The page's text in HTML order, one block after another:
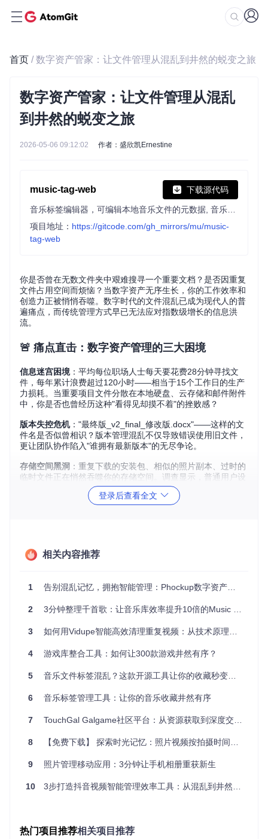
首页 / 数字资产管家：让文件管理从混乱到井然的蜕变之旅
数字资产管家：让文件管理从混乱
到井然的蜕变之旅
2026-05-06 09:12:02 作者：盛欣凯Ernestine
music-tag-web 下载源代码
项目地址： https://gitcode.com/gh_mirrors/mu/music-
tag-web
你是否曾在无数文件夹中艰难搜寻一个重要文档？是否因重复
文件占用空间而烦恼？当数字资产无序生长，你的工作效率和
创造力正被悄悄吞噬。数字时代的文件混乱已成为现代人的普
遍痛点，而传统管理方式早已无法应对指数级增长的信息洪
流。
🚨 痛点直击：数字资产管理的三大困境
信息迷宫困境：平均每位职场人士每天要花费28分钟寻找文
件，每年累计浪费超过120小时——相当于15个工作日的生产
力损耗。当重要项目文件分散在本地硬盘、云存储和邮件附件
中，你是否也曾经历这种"看得见却摸不着"的挫败感？
版本失控危机："最终版_v2_final_修改版.docx"——这样的文
件名是否似曾相识？版本管理混乱不仅导致错误使用旧文件，
更让团队协作陷入"谁拥有最新版本"的无尽争论。
存储空间黑洞 ：重复下载的安装包、相似的照片副本、过时的
临时文件正在悄然吞噬你的存储空间。调查显示，普通用户设
备中30%的文件是重复或无用的，却因难以识别而被长期保
数字资产管家通过AI驱动的智能分类引擎，将传统文件管理带
入智能化时代。无需复杂设置，系统自动识别文件类型、内容
辑和批量操作，实现一站式数字资产管理
三步解锁高效管理新体验
第一步：智能扫描与自动分类
上传文件后，系统通过深度学习算法自动识别内容特征，按文
档类型、项目属性和使用场景建立多层级分类体系。无论是工
作文档、创意素材还是个人文件，都能找到专属位置。
第二步：智能标签与快速检索
通过自然语言搜索，无需记忆文件名即可精准定位所需文件，
一键识别重复文件、压缩大文件、清理临时数据，智能释放存
本。
创意工作者的素材库管理
登录后查看全文
相关内容推荐
1 告别混乱记忆，拥抱智能管理：Phockup数字资产整理全攻略
2 3分钟整理千首歌：让音乐库效率提升10倍的Music Tag Web神器
3 如何用Vidupe智能高效清理重复视频：从技术原理到实战指南
4 游戏库整合工具：如何让300款游戏井然有序？
5 音乐文件标签混乱？这款开源工具让你的收藏秒变专业级
6 音乐标签管理工具：让你的音乐收藏井然有序
7 TouchGal Galgame社区平台：从资源获取到深度交流的一站式解决方案
8 【免费下载】 探索时光记忆：照片视频按拍摄时间智能重命名神器
9 照片管理移动应用：3分钟让手机相册重获新生
10 3步打造抖音视频智能管理效率工具：从混乱到井然有序的蜕变
热门项目推荐相关项目推荐